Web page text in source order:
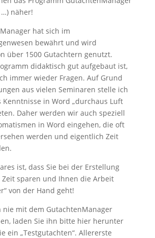
näher!
hat sich im
bewährt und wird
über 1500 Gutachtern genutzt.
didaktisch gut aufgebaut ist,
immer wieder Fragen. Auf Grund
aus vielen Seminaren stelle ich
Kenntnisse in Word „durchaus Luft
Daher werden wir auch speziell
in Word eingehen, die oft
werden und eigentlich Zeit
ist, dass Sie bei der Erstellung
Zeit sparen und Ihnen die Arbeit
von der Hand geht!
nie mit dem GutachtenManager
laden Sie ihn bitte hier herunter
ein „Testgutachten“. Allererste